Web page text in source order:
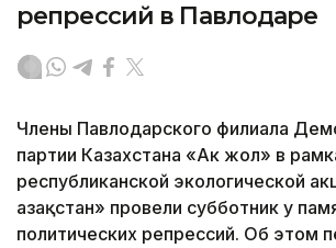
репрессий в Павлодаре
Члены Павлодарского филиала
партии Казахстана «Ак жол» в
республиканской экологической
Қазақстан» провели субботник у
политических репрессий. Об этом